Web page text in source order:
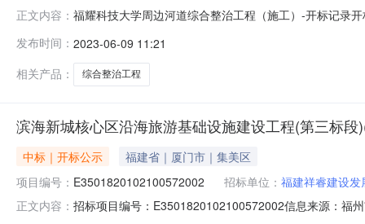
正文内容： 福耀科技大学周边河道综合整治工程（施工）-开标记录
标保证金（元）投标报价（元）质量目标工期应用于本
91331081704728470C91331
发布时间： 2023-06-09 11:21
相关产品：
综合整治工程
滨海新城核心区沿海旅游基础设施建设工程(第三标段
中标｜开标公示
福建省｜厦门市｜集美区
项目编号： E3501820102100572002 招标单位： 福建祥睿建设发
正文内容： 招标项目编号：E3501820102100572002信息来源：福